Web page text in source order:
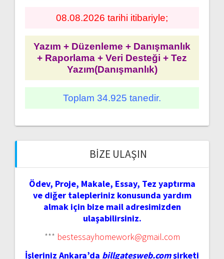
08.08.2026 tarihi itibariyle;
Yazım + Düzenleme + Danışmanlık
+ Raporlama + Veri Desteği + Tez
Yazım(Danışmanlık)
Toplam 34.925 tanedir.
BIZE ULAŞIN
Ödev, Proje, Makale, Essay, Tez yaptırma
ve diğer talepleriniz konusunda yardım
almak için bize mail adresimizden
ulaşabilirsiniz.
*** bestessayhomework@gmail.com
İşleriniz Ankara’da billgatesweb.comşirketi